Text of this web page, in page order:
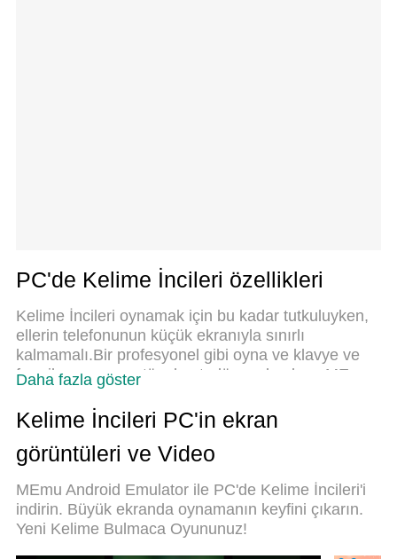
PC'de Kelime İncileri özellikleri
Kelime İncileri oynamak için bu kadar tutkuluyken,
ellerin telefonunun küçük ekranıyla sınırlı
kalmamalı.Bir profesyonel gibi oyna ve klavye ve
fare ile oyununun tüm kontrolü sende olsun.MEmu
sana beklediğin her şeyi sunuyor.PC'de Kelime
İncileri indir ve oyna. İstediğin kadar oyna, artık pil
sınırlamaları, mobil veri ve rahatsız edici çağrılar
yok.Yepyeni MEmu 9, PC'de Kelime İncileri
hazırlanan zarif ön ayar tuş eşleme sistemi Kelime
İncileri oyununu gerçek bir PC oyununa
dönüştürüyor.MEmu çoklu örnek yöneticisi, aynı
Daha fazla göster
Kelime İncileri PC'in ekran
görüntüleri ve Video
MEmu Android Emulator ile PC'de Kelime İncileri'i
indirin. Büyük ekranda oynamanın keyfini çıkarın.
Yeni Kelime Bulmaca Oyununuz!